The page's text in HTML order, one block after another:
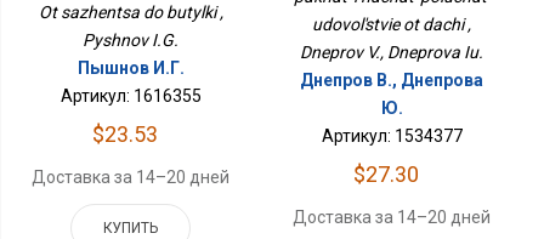
Ot sazhentsa do butylki ,
Pyshnov I.G.
Пышнов И.Г.
Артикул: 1616355
$23.53
Доставка за 14–20 дней
КУПИТЬ
udovol'stvie ot dachi ,
Dneprov V., Dneprova Iu.
Днепров В., Днепрова
Ю.
Артикул: 1534377
$27.30
Доставка за 14–20 дней